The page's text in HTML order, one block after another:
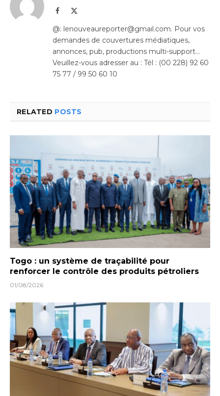
Facebook
@: lenouveaureporter@gmail.com. Pour vos
demandes de couvertures médiatiques,
annonces, pub, productions multi-support…
Veuillez-vous adresser au : Tél : (00 228) 92 60
75 77 / 99 50 60 10
RELATED POSTS
Togo : un système de traçabilité pour
renforcer le contrôle des produits pétroliers
01/08/2026